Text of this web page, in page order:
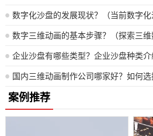
企业沙盘有哪些类型？企业沙盘种类介
案例推荐